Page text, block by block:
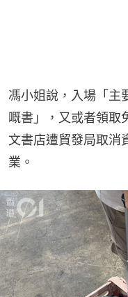
馮小姐說，入場「主
嘅書」，又或者領取
文書店遭貿發局取消
業。